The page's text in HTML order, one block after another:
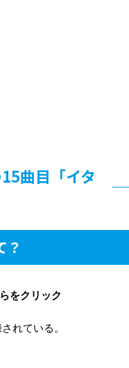
曲目「イタ
？
をクリック
れている。